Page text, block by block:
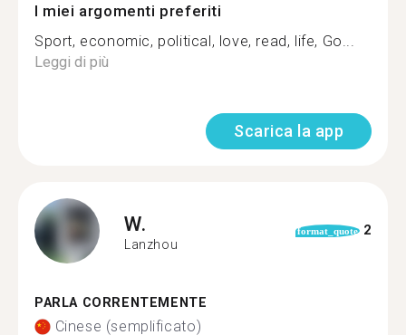
I miei argomenti preferiti
Sport, economic, political, love, read, life, Go...
Leggi di più
Scarica la app
W.
Lanzhou
format_quote 2
PARLA CORRENTEMENTE
Cinese (semplificato)